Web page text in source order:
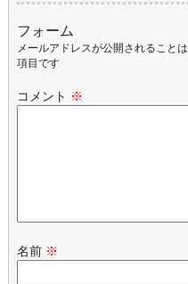
フォーム
メールアドレスが公開されることは
項目です
コメント ※
名前 ※